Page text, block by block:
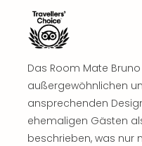
Das Room Mate
außergewöhnlichen
ansprechenden
ehemaligen Gästen
beschrieben, was nur